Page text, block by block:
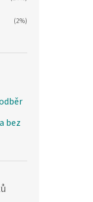
(2%)
bez